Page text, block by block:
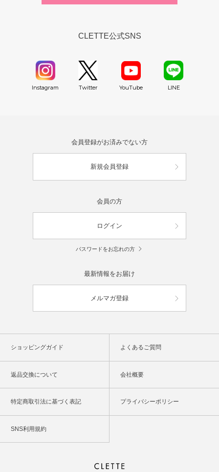
CLETTE公式SNS
Instagram Twitter YouTube LINE
会員登録がお済みでない方
新規会員登録
会員の方
ログイン
パスワードをお忘れの方
最新情報をお届け
メルマガ登録
ショッピングガイド よくあるご質問
返品交換について 会社概要
特定商取引法に基づく表記 プライバシーポリシー
SNS利用規約